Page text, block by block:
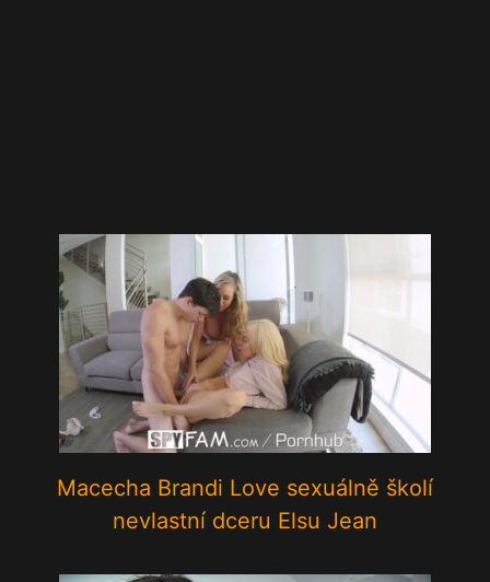
Macecha Brandi Love sexuálně školí
nevlastní dceru Elsu Jean